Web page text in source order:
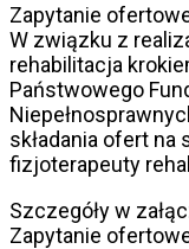
Zapytanie
W związku z
rehabilitacja
Państwowego
składania ofert na
fizjoterapeuty
Szczegóły w
Zapytanie